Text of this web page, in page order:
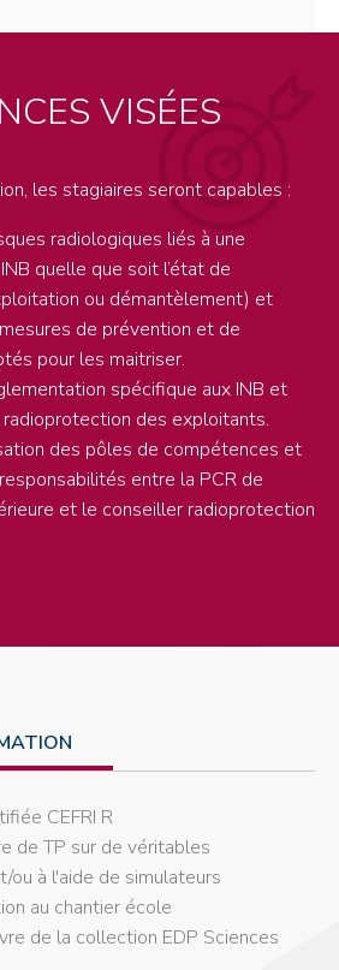
VISÉES
les stagiaires seront capables :
radiologiques liés à une
quelle que soit l’état de
ou démantèlement) et
de prévention et de
pour les maitriser.
spécifique aux INB et
des exploitants.
des pôles de compétences et
entre la PCR de
et le conseiller radioprotection
CEFRI R
de TP sur de véritables
ou à l'aide de simulateurs
au chantier école
de la collection EDP Sciences